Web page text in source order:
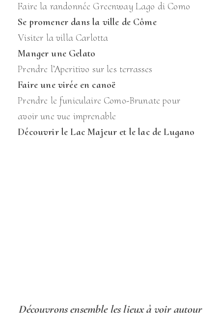
Faire la randonnée Greenway Lago di Como
Se promener dans la ville de Côme
Visiter la villa Carlotta
Manger une Gelato
Prendre l’Aperitivo sur les terrasses
Faire une virée en canoë
Prendre le funiculaire Como-Brunate pour
avoir une vue imprenable
Découvrir le Lac Majeur et le lac de Lugano
Découvrons ensemble les lieux à voir autour